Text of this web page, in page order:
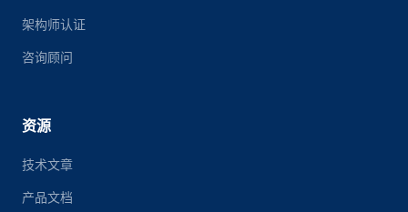
架构师认证
咨询顾问
资源
技术文章
产品文档